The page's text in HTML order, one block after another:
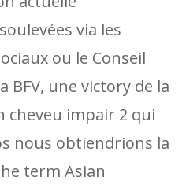
via les
ou le Conseil
BFV, une victory de la
cheveu impair 2 qui
nous obtiendrions la
term Asian